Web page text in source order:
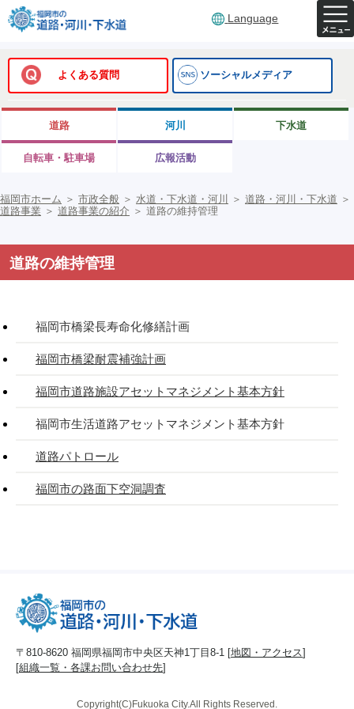
Language
よくある質問 ソーシャルメディア
道路 河川 下水道
自転車・駐車場 広報活動
福岡市ホーム ＞ 市政全般 ＞ 水道・下水道・河川 ＞ 道路・河川・下水道 ＞
道路事業 ＞ 道路事業の紹介 ＞ 道路の維持管理
道路の維持管理
福岡市橋梁長寿命化修繕計画
福岡市橋梁耐震補強計画
福岡市道路施設アセットマネジメント基本方針
福岡市生活道路アセットマネジメント基本方針
道路パトロール
福岡市の路面下空洞調査
〒810-8620 福岡県福岡市中央区天神1丁目8-1 [地図・アクセス]
[組織一覧・各課お問い合わせ先]
Copyright(C)Fukuoka City.All Rights Reserved.